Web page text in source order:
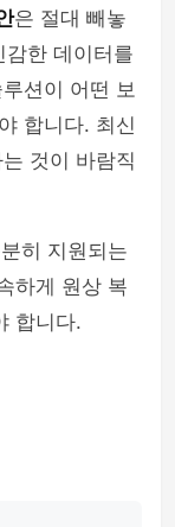
은 절대 빼놓
한 데이터를
션이 어떤 보
합니다. 최신
것이 바람직
히 지원되는
하게 원상 복
합니다.